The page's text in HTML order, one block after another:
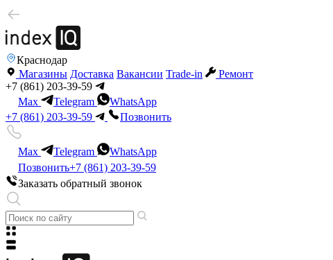
Краснодар
Магазины Доставка Вакансии Trade-in
Ремонт
+7 (861) 203-39-59
Max
Telegram
WhatsApp
+7 (861) 203-39-59
Позвонить
Max Telegram
WhatsApp
Позвонить+7 (861) 203-39-59
Заказать обратный звонок